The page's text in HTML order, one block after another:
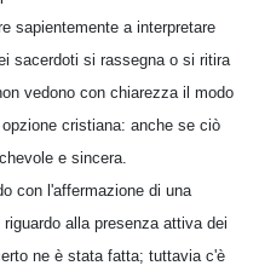
sapientemente a interpretare
sacerdoti si rassegna o si ritira
vedono con chiarezza il modo
cristiana: anche se ciò
e sincera.
con l'affermazione di una
alla presenza attiva dei
ne è stata fatta; tuttavia c'è